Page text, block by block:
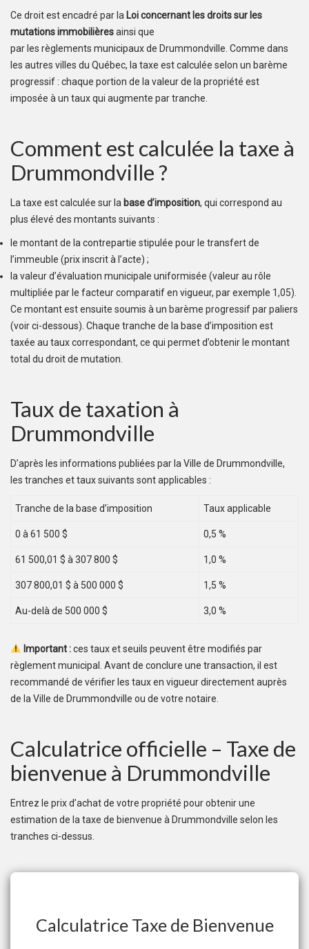
Ce droit est encadré par la Loi concernant les droits sur les
mutations immobilièresainsi que
par les règlements municipaux de Drummondville. Comme dans
les autres villes du Québec, la taxe est calculée selon un barème
progressif : chaque portion de la valeur de la propriété est
imposée à un taux qui augmente par tranche.
Comment est calculée la taxe à
Drummondville ?
La taxe est calculée sur la base d’imposition, qui correspond au
plus élevé des montants suivants :
le montant de la contrepartie stipulée pour le transfert de
l’immeuble (prix inscrit à l’acte) ;
la valeur d’évaluation municipale uniformisée (valeur au rôle
multipliée par le facteur comparatif en vigueur, par exemple 1,05).
Ce montant est ensuite soumis à un barème progressif par paliers
(voir ci-dessous). Chaque tranche de la base d’imposition est
taxée au taux correspondant, ce qui permet d’obtenir le montant
total du droit de mutation.
Taux de taxation à
Drummondville
D’après les informations publiées par la Ville de Drummondville,
les tranches et taux suivants sont applicables :
Tranche de la base d’imposition Taux applicable
0 à 61 500 $ 0,5 %
61 500,01 $ à 307 800 $ 1,0 %
307 800,01 $ à 500 000 $ 1,5 %
Au-delà de 500 000 $ 3,0 %
Important :ces taux et seuils peuvent être modifiés par
règlement municipal. Avant de conclure une transaction, il est
recommandé de vérifier les taux en vigueur directement auprès
de la Ville de Drummondville ou de votre notaire.
Calculatrice officielle – Taxe de
bienvenue à Drummondville
Entrez le prix d’achat de votre propriété pour obtenir une
estimation de la taxe de bienvenue à Drummondville selon les
tranches ci-dessus.
Calculatrice Taxe de Bienvenue